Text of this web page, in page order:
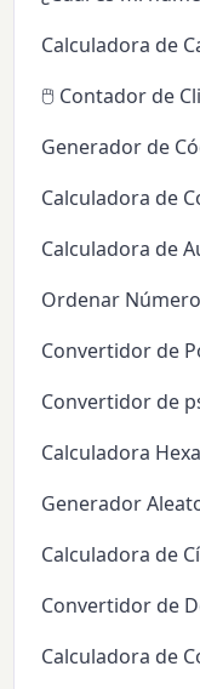
Calculadora de
🖱️ Contador de
Generador de
Calculadora de
Calculadora de
Ordenar
Convertidor de
Convertidor de
Calculadora
Generador
Calculadora de
Convertidor de
Calculadora de